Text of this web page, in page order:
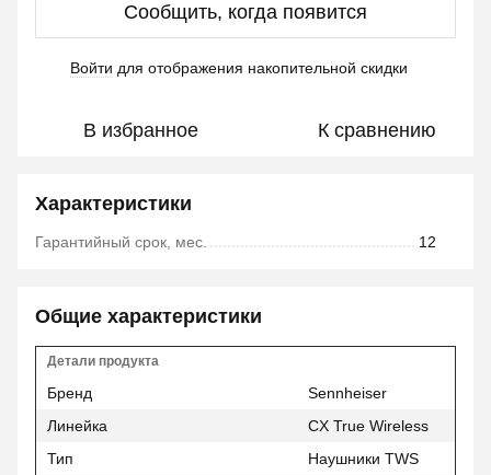
Сообщить, когда появится
Войти для отображения накопительной скидки
В избранное К сравнению
Характеристики
Гарантийный срок, мес. 12
Общие характеристики
Детали продукта
Бренд
Sennheiser
Линейка
CX True Wireless
Тип
Наушники TWS